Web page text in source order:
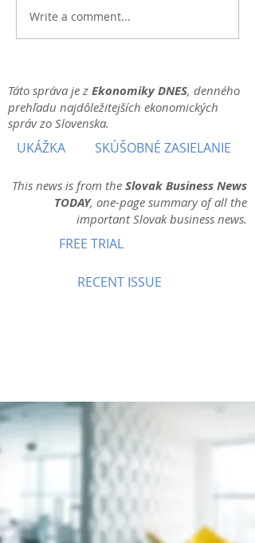
Write a comment...
Táto správa je z Ekonomiky DNES, denného
prehľadu najdôležitejších ekonomických
správ zo Slovenska.
UKÁŽKA SKÚŠOBNÉ ZASIELANIE
This news is from the Slovak Business News
TODAY, one-page summary of all the
important Slovak business news.
FREE TRIAL
RECENT ISSUE